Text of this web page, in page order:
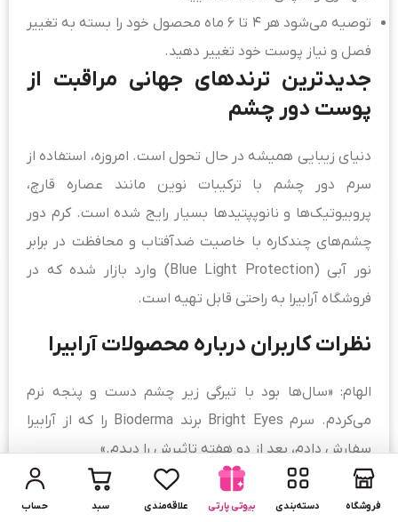
توصیه می‌شود هر ۴ تا ۶ ماه محصول خود را بسته به تغییر
فصل و نیاز پوست خود تغییر دهید.
جدیدترین ترندهای جهانی مراقبت از
پوست دور چشم
دنیای زیبایی همیشه در حال تحول است. امروزه، استفاده از
سرم دور چشم با ترکیبات نوین مانند عصاره قارچ،
پروبیوتیک‌ها و نانوپپتیدها بسیار رایج شده است. کرم دور
چشم‌های چندکاره با خاصیت ضدآفتاب و محافظت در برابر
نور آبی (Blue Light Protection) وارد بازار شده که در
فروشگاه آرابیرا به راحتی قابل تهیه است.
نظرات کاربران درباره محصولات آرابیرا
الهام: «سال‌ها بود با تیرگی زیر چشم دست و پنجه نرم
می‌کردم. سرم Bright Eyes برند Bioderma را که از آرابیرا
سفارش دادم، بعد از دو هفته تاثیرش را دیدم.»
سارا: «کرم دور چشم L’Oréal Paris بافت سبکی داشت و
فروشگاه دسته‌بندی بیوتی پارتی علاقه‌مندی سبد حساب